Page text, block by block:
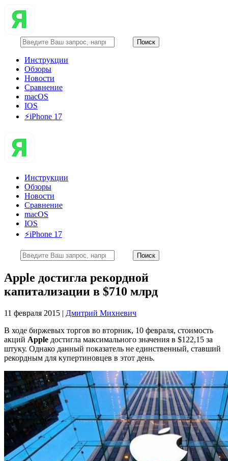
Инструкции
Обзоры
Новости
Сравнение
macOS
IOS
⚡️iPhone 17
Инструкции
Обзоры
Новости
Сравнение
macOS
IOS
⚡️iPhone 17
Apple достигла рекордной
капитализации в $710 млрд
11 февраля 2015 | Дмитрий Михневич
В ходе биржевых торгов во вторник, 10 февраля, стоимость
акций Apple достигла максимального значения в $122,15 за
штуку. Однако данный показатель не единственный, ставший
рекордным для купертиновцев в этот день.